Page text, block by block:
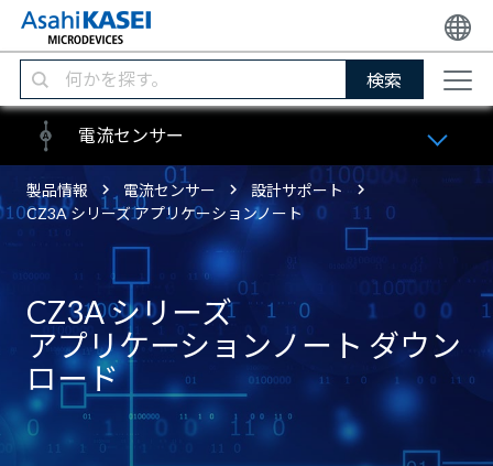
検索
電流センサー
製品情報 電流センサー
設計サポート
CZ3A シリーズ アプリケーションノート
CZ3A シリーズ
アプリケーションノート ダウン
ロード